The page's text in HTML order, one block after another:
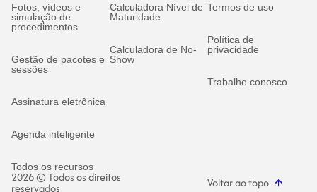
Fotos, vídeos e
simulação de
procedimentos
Gestão de pacotes e
sessões
Assinatura eletrônica
Agenda inteligente
Todos os recursos
Calculadora Nível de
Maturidade
Calculadora de No-
Show
Termos de uso
Política de
privacidade
Trabalhe conosco
2026 © Todos os direitos
reservados Voltar ao topo